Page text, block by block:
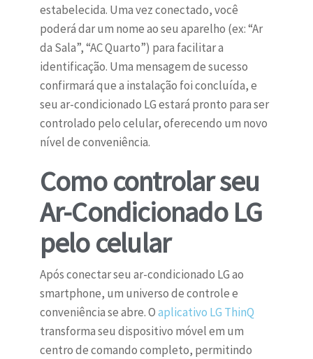
estabelecida. Uma vez conectado, você
poderá dar um nome ao seu aparelho (ex: “Ar
da Sala”, “AC Quarto”) para facilitar a
identificação. Uma mensagem de sucesso
confirmará que a instalação foi concluída, e
seu ar-condicionado LG estará pronto para ser
controlado pelo celular, oferecendo um novo
nível de conveniência.
Como controlar seu
Ar-Condicionado LG
pelo celular
Após conectar seu ar-condicionado LG ao
smartphone, um universo de controle e
conveniência se abre. Oaplicativo LG ThinQ
transforma seu dispositivo móvel em um
centro de comando completo, permitindo